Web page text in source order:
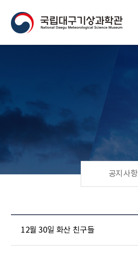
공지사항
12월 30일 화산 친구들